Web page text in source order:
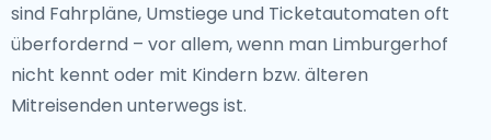
sind Fahrpläne, Umstiege und Ticketautomaten oft
überfordernd – vor allem, wenn man Limburgerhof
nicht kennt oder mit Kindern bzw. älteren
Mitreisenden unterwegs ist.